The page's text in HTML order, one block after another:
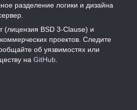
разделение логики и дизайна
(лицензия BSD 3-Clause) и
проектов. Следите
об уязвимостях или
на GitHub